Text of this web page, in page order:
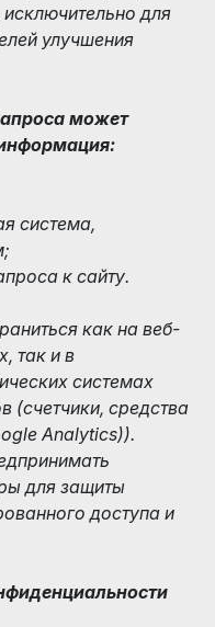
для
улучшения
может
система,
к сайту.
как на веб-
так и в
системах
(счетчики, средства
Analytics)).
для защиты
доступа и